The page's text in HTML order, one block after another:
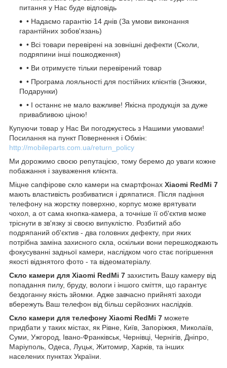
питання у Нас буде відповідь
• Надаємо гарантію 14 днів (За умови виконання
гарантійних зобов'язань)
• Всі товари перевірені на зовнішні дефекти (Сколи,
подряпини інші пошкодження)
• Ви отримуєте тільки перевірений товар
• Програма лояльності для постійних клієнтів (Знижки,
Подарунки)
• І останнє не мало важливе! Якісна продукція за дуже
привабливою ціною!
Купуючи товар у Нас Ви погоджуєтесь з Нашими умовами!
Посилання на пункт Повернення і Обмін:
http://mobileparts.com.ua/return_policy
Ми дорожимо своєю репутацією, тому беремо до уваги кожне
побажання і зауваження клієнта.
Міцне сапфірове скло камери на смартфонах Xiaomi RedMi 7
мають властивість розбиватися і дряпатися. Після падіння
телефону на жорстку поверхню, корпус може врятувати
чохол, а от сама кнопка-камера, а точніше її об'єктив може
тріснути в зв'язку зі своєю випуклістю. Розбитий або
подряпаний об'єктив - два головних дефекту, при яких
потрібна заміна захисного скла, оскільки вони перешкоджають
фокусуванні задньої камери, наслідком чого стає погіршення
якості відзнятого фото - та відеоматеріалу.
Скло камери для Xiaomi RedMi 7 захистить Вашу камеру від
попадання пилу, бруду, вологи і іншого сміття, що гарантує
бездоганну якість зйомки. Адже завчасно прийняті заходи
вбережуть Ваш телефон від більш серйозних наслідків.
Скло камери для телефону Xiaomi RedMi 7 можете
придбати у таких містах, як Рівне, Київ, Запоріжжя, Миколаїв,
Суми, Ужгород, Івано-Франківськ, Чернівці, Чернігів, Дніпро,
Маріуполь, Одеса, Луцьк, Житомир, Харків, та інших
населених пунктах України.